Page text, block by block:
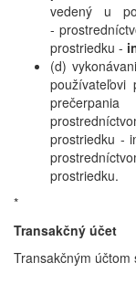
vedený u
-
prostriedku -
(d)
používateľovi
prostriedku -
prostriedku.
*
Transakčný účet
Transakčným